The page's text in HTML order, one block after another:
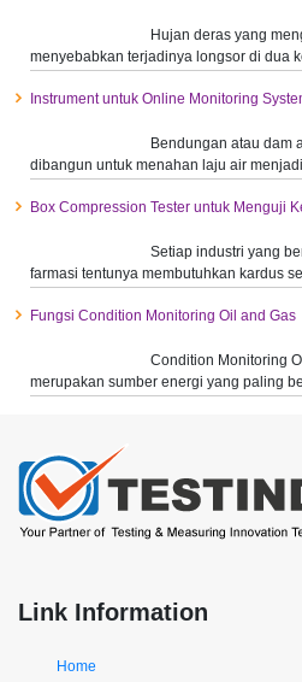
Hujan deras yang
menyebabkan terjadinya longsor di dua
Instrument untuk Online Monitoring
Bendungan atau dam
dibangun untuk menahan laju air
Box Compression Tester untuk Menguji
Setiap industri yang
farmasi tentunya membutuhkan kardus
Fungsi Condition Monitoring Oil and Gas
Condition Monitoring
merupakan sumber energi yang paling
Link Information
Home